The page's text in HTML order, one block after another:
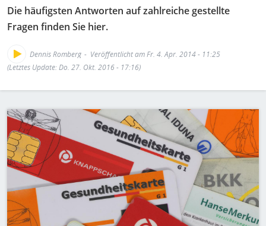
Die häufigsten Antworten auf zahlreiche gestellte
Fragen finden Sie hier.
Dennis Romberg
Veröffentlicht am Fr. 4. Apr. 2014 - 11:25
(Letztes Update: Do. 27. Okt. 2016 - 17:16)
Bild